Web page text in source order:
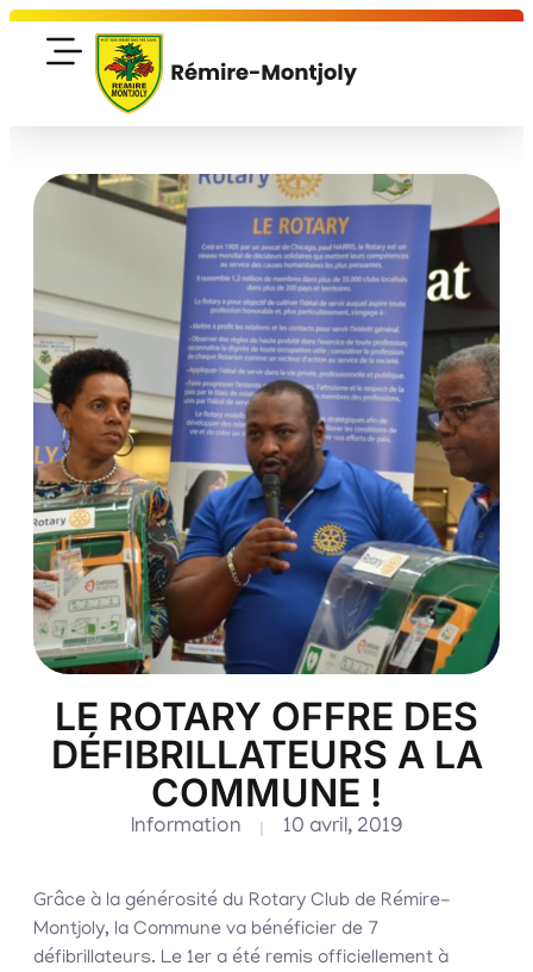
LE ROTARY OFFRE DES
DÉFIBRILLATEURS A LA
COMMUNE !
Information 10 avril, 2019
Grâce à la générosité du Rotary Club de Rémire-
Montjoly, la Commune va bénéficier de 7
défibrillateurs. Le 1er a été remis officiellement à